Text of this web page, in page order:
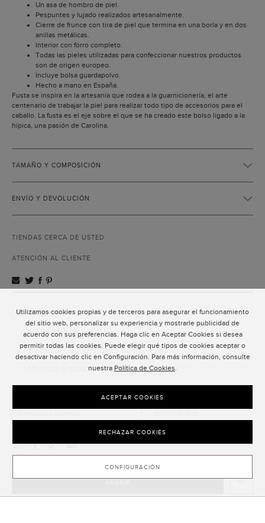
Utilizamos cookies propias y de terceros para asegurar el funcionamiento
del sitio web, personalizar su experiencia y mostrarle publicidad de
acuerdo con sus preferencias. Haga clic en Aceptar Cookies si desea
permitir todas las cookies. Puede elegir qué tipos de cookies aceptar o
desactivar haciendo clic en Configuración. Para más información, consulte
nuestra Política de Cookies.
CONFIGURACIÓN
RECHAZAR COOKIES
ACEPTAR COOKIES
Un asa de hombro de piel.
Pespuntes y lujado realizados artesanalmente.
Cierre de frunce con tira de piel que termina en una borla y en dos
anillas metálicas.
Interior con forro completo.
Todas las pieles utilizadas para confeccionar nuestros productos
son de origen europeo.
Incluye bolsa guardapolvo.
Hecho a mano en España.
Fusta se inspira en la artesanía que rodea a la guarnicionería, el arte
centenario de trabajar la piel para realizar todo tipo de accesorios para el
caballo. La fusta es el eje sobre el que se ha creado este bolso ligado a la
hípica, una pasión de Carolina.
TAMAÑO Y COMPOSICIÓN
ENVÍO Y DEVOLUCIÓN
TIENDAS CERCA DE USTED
ATENCIÓN AL CLIENTE
ATENCIÓN AL CLIENTE
POLÍTICA DE PRIVACIDAD
TÉRMINOS Y CONDICIONES DE USO
TÉRMINOS Y CONDICIONES DE VENTA
SUSCRIPCIÓN AL NEWSLETTER